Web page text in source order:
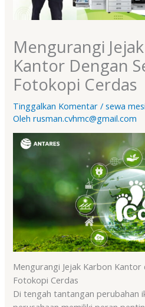
Mengurangi
Kantor Dengan
Fotokopi Cerdas
Tinggalkan Komentar /sewa
Olehrusman.cvhmc@gmail.com
Mengurangi Jejak Karbon Kantor
Fotokopi Cerdas
Di tengah tantangan perubahan